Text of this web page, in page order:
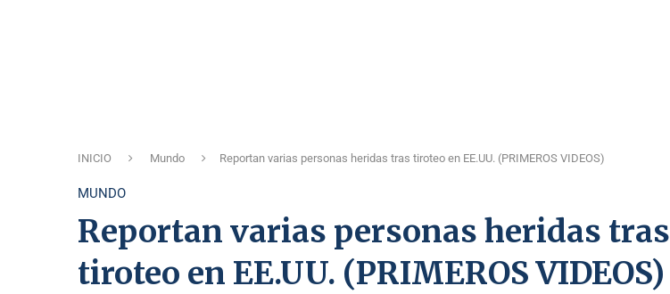
INICIO Mundo Reportan varias personas heridas tras tiroteo en EE.UU. (PRIMEROS VIDEOS)
MUNDO
Reportan varias personas heridas tras
tiroteo en EE.UU. (PRIMEROS VIDEOS)